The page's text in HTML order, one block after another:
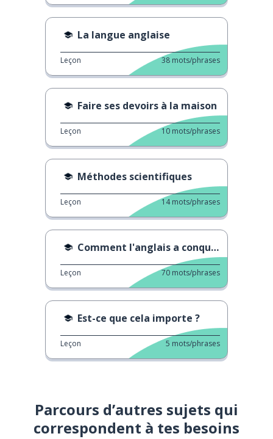
La langue anglaise
Leçon 38 mots/phrases
Faire ses devoirs à la maison
Leçon 10 mots/phrases
Méthodes scientifiques
Leçon 14 mots/phrases
Comment l'anglais a conquis le monde
Leçon 70 mots/phrases
Est-ce que cela importe ?
Leçon 5 mots/phrases
Parcours d’autres sujets qui
correspondent à tes besoins